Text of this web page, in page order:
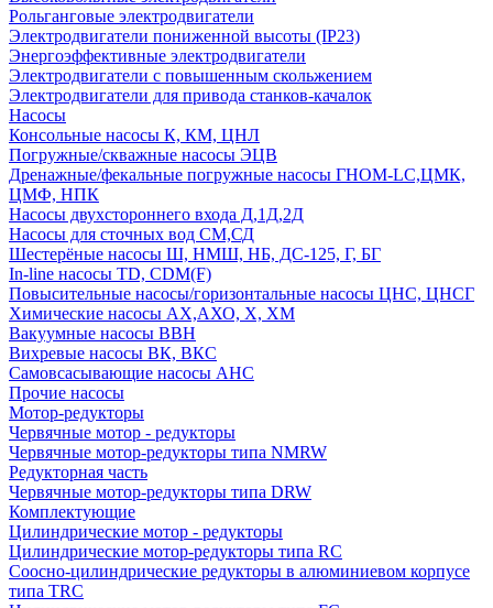
Рольганговые электродвигатели
Электродвигатели пониженной высоты (IP23)
Энергоэффективные электродвигатели
Электродвигатели с повышенным скольжением
Электродвигатели для привода станков-качалок
Насосы
Консольные насосы К, КМ, ЦНЛ
Погружные/скважные насосы ЭЦВ
Дренажные/фекальные погружные насосы ГНОМ-LC,ЦМК,
ЦМФ, НПК
Насосы двухстороннего входа Д,1Д,2Д
Насосы для сточных вод СМ,СД
Шестерёные насосы Ш, НМШ, НБ, ДС-125, Г, БГ
In-line насосы TD, CDM(F)
Повысительные насосы/горизонтальные насосы ЦНС, ЦНСГ
Химические насосы АХ,АХО, Х, ХМ
Вакуумные насосы ВВН
Вихревые насосы ВК, ВКС
Самовсасывающие насосы АНС
Прочие насосы
Мотор-редукторы
Червячные мотор - редукторы
Червячные мотор-редукторы типа NMRW
Редукторная часть
Червячные мотор-редукторы типа DRW
Комплектующие
Цилиндрические мотор - редукторы
Цилиндрические мотор-редукторы типа RC
Соосно-цилиндрические редукторы в алюминиевом корпусе
типа TRC